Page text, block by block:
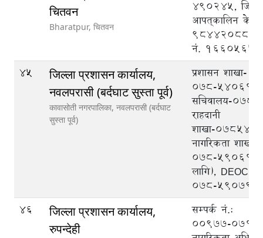
चितवन
Bharatpur, चितवन
490245,
आपत्‌कालिन
9844208888,
नं.
45
जिल्ला प्रशासन कार्यालय,
नवलपरासी (बर्दघाट सुस्ता पूर्व)
कावासोती नगरपालिका, नवलपरासी (बर्दघाट
सुस्ता पूर्व)
प्रशासन शाखा-
०७८-५४०६१७,
सचिवालय-
राहदानी
शाखा-
नागरिकता शाखा-
०७८-५९०६१७
लागि), DEOC
०७८-५९०७९९
46
जिल्ला प्रशासन कार्यालय,
रुपन्देही
सम्पर्क नं.:
००९७७-०७१-